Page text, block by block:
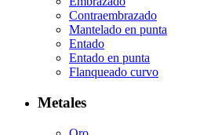
Contraembrazado
Mantelado en punta
Entado
Entado en punta
Flanqueado curvo
Metales